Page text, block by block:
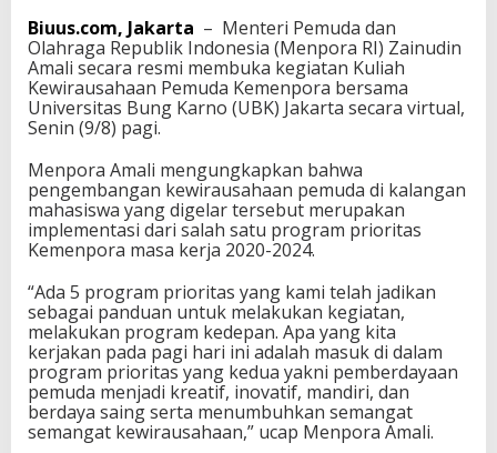
i
P
e
n
c
t
a
L
a
p
a
g
a
n
K
e
r
j
a
Biuus.com, Jakarta – Menteri Pemuda dan
Olahraga Republik Indonesia (Menpora RI) Zainudin
Amali secara resmi membuka kegiatan Kuliah
Kewirausahaan Pemuda Kemenpora bersama
Universitas Bung Karno (UBK) Jakarta secara virtual,
Senin (9/8) pagi.
Menpora Amali mengungkapkan bahwa
pengembangan kewirausahaan pemuda di kalangan
mahasiswa yang digelar tersebut merupakan
implementasi dari salah satu program prioritas
Kemenpora masa kerja 2020-2024.
“Ada 5 program prioritas yang kami telah jadikan
sebagai panduan untuk melakukan kegiatan,
melakukan program kedepan. Apa yang kita
kerjakan pada pagi hari ini adalah masuk di dalam
program prioritas yang kedua yakni pemberdayaan
pemuda menjadi kreatif, inovatif, mandiri, dan
berdaya saing serta menumbuhkan semangat
semangat kewirausahaan,” ucap Menpora Amali.